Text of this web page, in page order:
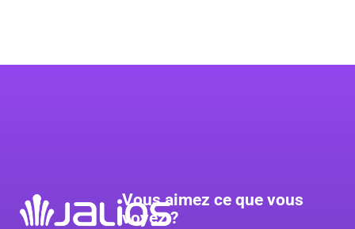
Vous aimez ce que vous
voyez ?